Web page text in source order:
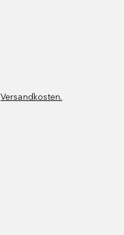
Versandkosten.